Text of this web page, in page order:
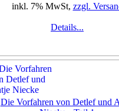
inkl. 7% MwSt, zzgl.
Details...
Die Vorfahren von Detlef und